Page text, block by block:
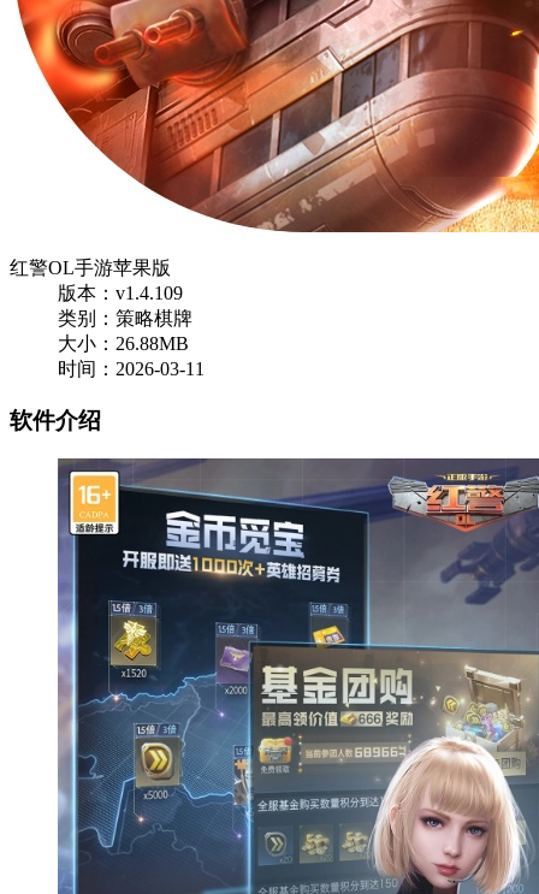
红警OL手游苹果版
版本：v1.4.109
类别：策略棋牌
大小：26.88MB
时间：2026-03-11
软件介绍